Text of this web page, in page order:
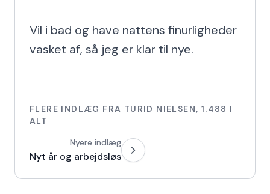
Vil i bad og have nattens finurligheder
vasket af, så jeg er klar til nye.
FLERE INDLÆG FRA TURID NIELSEN, 1.488 I
ALT
Nyere indlæg
Nyt år og arbejdsløs